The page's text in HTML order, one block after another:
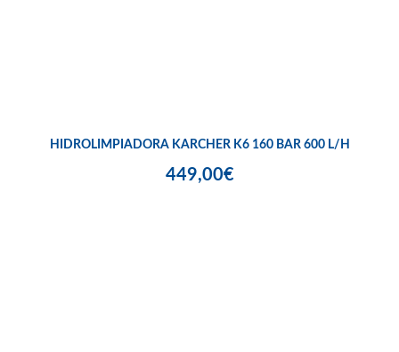
HIDROLIMPIADORA KARCHER K6 160 BAR 600 L/H
449,00€